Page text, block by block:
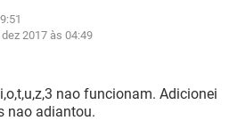
EXCEL
GMAIL
FACEBOOK
dez 2017 às 04:49
nao funcionam. Adicionei
nao adiantou.